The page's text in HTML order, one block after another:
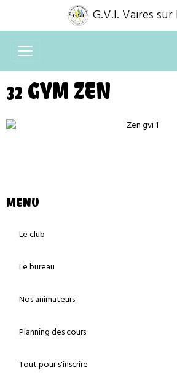
G.V.I. Vaires
32 GYM ZEN
MENU
Le club
Le bureau
Nos animateurs
Planning des cours
Tout pour s'inscrire